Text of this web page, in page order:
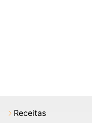
Receitas